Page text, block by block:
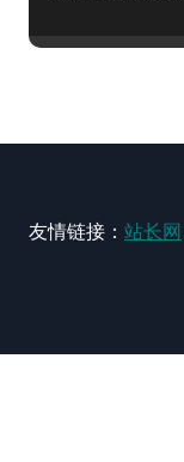
友情链接： 站长网